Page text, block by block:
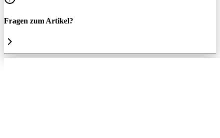
Fragen zum Artikel?